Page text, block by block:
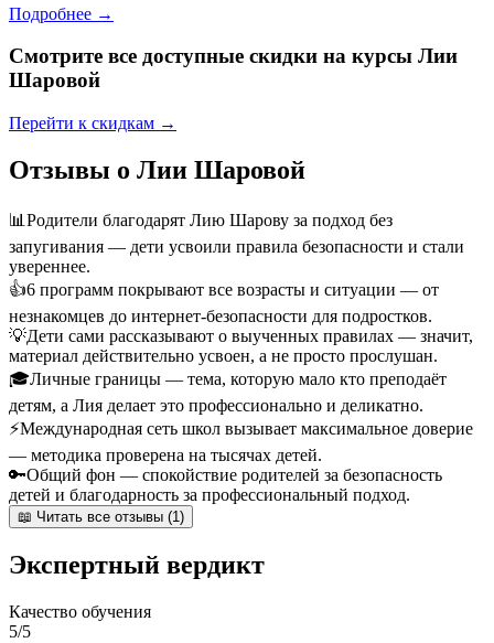
Подробнее →
Смотрите все доступные скидки на курсы Лии
Шаровой
Перейти к скидкам →
Отзывы о Лии Шаровой
📊 Родители благодарят Лию Шарову за подход без
запугивания — дети усвоили правила безопасности и стали
увереннее.
👍6 программ покрывают все возрасты и ситуации — от
незнакомцев до интернет-безопасности для подростков.
💡Дети сами рассказывают о выученных правилах — значит,
материал действительно усвоен, а не просто прослушан.
🎓Личные границы — тема, которую мало кто преподаёт
детям, а Лия делает это профессионально и деликатно.
⚡Международная сеть школ вызывает максимальное доверие
— методика проверена на тысячах детей.
🔑Общий фон — спокойствие родителей за безопасность
детей и благодарность за профессиональный подход.
📖 Читать все отзывы (1)
Экспертный вердикт
Качество обучения
5/5